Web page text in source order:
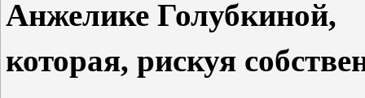
Анжелике Голубкиной,
которая, рискуя